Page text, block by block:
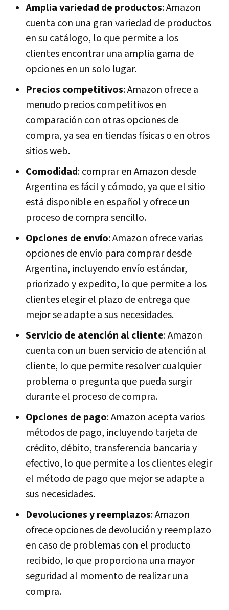
Amplia variedad de productos: Amazon
cuenta con una gran variedad de productos
en su catálogo, lo que permite a los
clientes encontrar una amplia gama de
opciones en un solo lugar.
Precios competitivos: Amazon ofrece a
menudo precios competitivos en
comparación con otras opciones de
compra, ya sea en tiendas físicas o en otros
sitios web.
Comodidad: comprar en Amazon desde
Argentina es fácil y cómodo, ya que el sitio
está disponible en español y ofrece un
proceso de compra sencillo.
Opciones de envío: Amazon ofrece varias
opciones de envío para comprar desde
Argentina, incluyendo envío estándar,
priorizado y expedito, lo que permite a los
clientes elegir el plazo de entrega que
mejor se adapte a sus necesidades.
Servicio de atención al cliente: Amazon
cuenta con un buen servicio de atención al
cliente, lo que permite resolver cualquier
problema o pregunta que pueda surgir
durante el proceso de compra.
Opciones de pago: Amazon acepta varios
métodos de pago, incluyendo tarjeta de
crédito, débito, transferencia bancaria y
efectivo, lo que permite a los clientes elegir
el método de pago que mejor se adapte a
sus necesidades.
Devoluciones y reemplazos: Amazon
ofrece opciones de devolución y reemplazo
en caso de problemas con el producto
recibido, lo que proporciona una mayor
seguridad al momento de realizar una
compra.